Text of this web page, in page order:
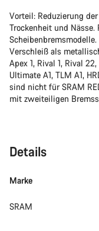
Vorteil: Reduzierung
Trockenheit und
Verschleiß als
Apex 1, Rival 1, Rival
Ultimate A1, TLM A1,
sind nicht für SRAM
mit zweiteiligen
Details
Marke
SRAM